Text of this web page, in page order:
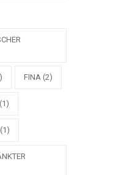
FINA (2)
(1)
(1)